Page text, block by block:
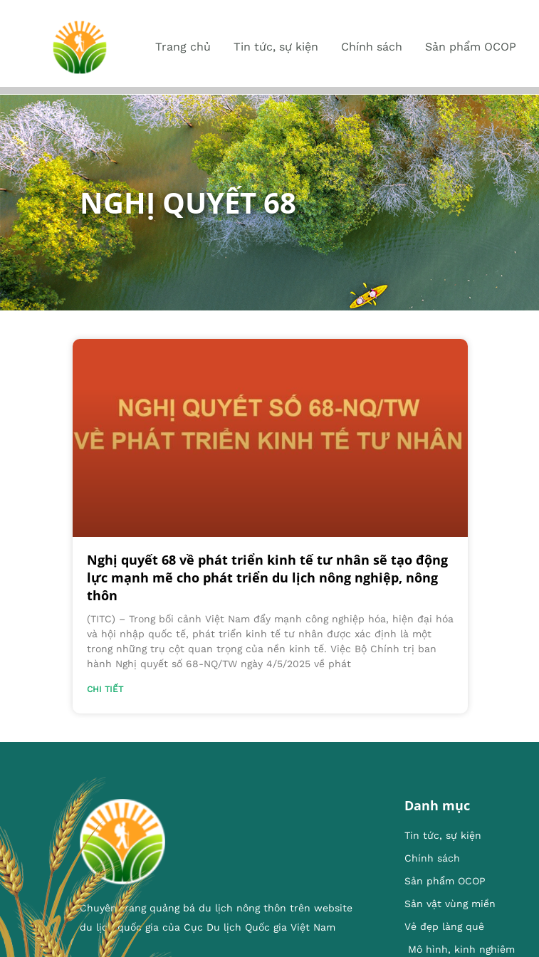
Trang chủ Tin tức, sự kiện Chính sách Sản phẩm OCOP
NGHỊ QUYẾT 68
Nghị quyết 68 về phát triển kinh tế tư nhân sẽ tạo động
lực mạnh mẽ cho phát triển du lịch nông nghiệp, nông
thôn
(TITC) – Trong bối cảnh Việt Nam đẩy mạnh công nghiệp hóa, hiện đại hóa
và hội nhập quốc tế, phát triển kinh tế tư nhân được xác định là một
trong những trụ cột quan trọng của nền kinh tế. Việc Bộ Chính trị ban
hành Nghị quyết số 68-NQ/TW ngày 4/5/2025 về phát
CHI TIẾT
Chuyên trang quảng bá du lịch nông thôn trên website
du lịch quốc gia của Cục Du lịch Quốc gia Việt Nam
Danh mục
Tin tức, sự kiện
Chính sách
Sản phẩm OCOP
Sản vật vùng miền
Vẻ đẹp làng quê
Mô hình, kinh nghiêm